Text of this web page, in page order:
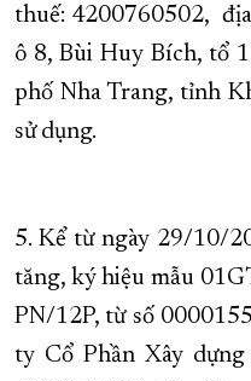
thuế: 4200760502,
ô 8, Bùi Huy Bích, tổ
phố Nha Trang, tỉnh
sử dụng.
5. Kể từ ngày 29/10/
tăng, ký hiệu mẫu
PN/12P, từ số
ty Cổ Phần Xây dựng